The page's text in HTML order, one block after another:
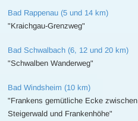
Bad Rappenau (5 und 14 km)
"Kraichgau-Grenzweg"
Bad Schwalbach (6, 12 und 20 km)
"Schwalben Wanderweg"
Bad Windsheim (10 km)
"Frankens gemütliche Ecke zwischen
Steigerwald und Frankenhöhe"